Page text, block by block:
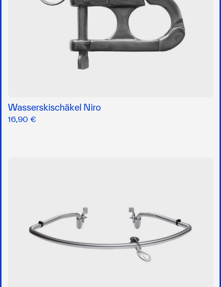
Wasserskischäkel Niro
16,90 €